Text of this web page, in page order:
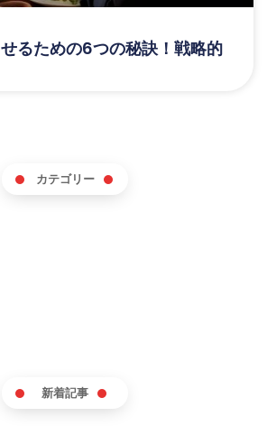
るための6つの秘訣！戦略的
カテゴリー
新着記事